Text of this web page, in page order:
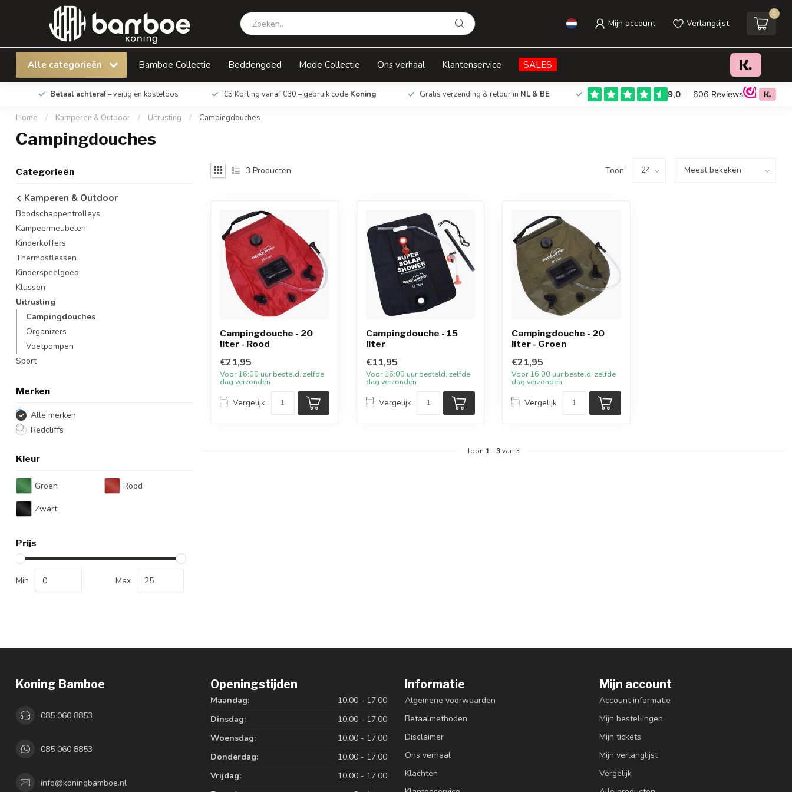
Mijn account Verlanglijst
0
Alle categorieën Bamboe Collectie Beddengoed Mode Collectie Ons verhaal Klantenservice SALES
Betaal achteraf– veilig en kosteloos €5 Korting vanaf €30 – gebruik code Koning Gratis verzending & retour in NL & BE
Home / Kamperen & Outdoor / Uitrusting / Campingdouches
Campingdouches
Categorieën
Kamperen & Outdoor
Boodschappentrolleys
Kampeermeubelen
Kinderkoffers
Thermosflessen
Kinderspeelgoed
Klussen
Uitrusting
Campingdouches
Organizers
Voetpompen
Sport
Merken
Alle merken
Redcliffs
Kleur
Groen Rood
Zwart
Prijs
Min Max
3 Producten Toon:
Campingdouche - 20
liter - Rood
€21,95
Voor 16:00 uur besteld, zelfde
dag verzonden
Vergelijk
Campingdouche - 15
liter
€11,95
Voor 16:00 uur besteld, zelfde
dag verzonden
Vergelijk
Campingdouche - 20
liter - Groen
€21,95
Voor 16:00 uur besteld, zelfde
dag verzonden
Vergelijk
Toon 1 -3van 3
Koning Bamboe
085 060 8853
085 060 8853
info@koningbamboe.nl
Openingstijden
Maandag:
10.00 - 17.00
Dinsdag:
10.00 - 17.00
Woensdag:
10.00 - 17.00
Donderdag:
10.00 - 17:00
Vrijdag:
10.00 - 17.00
Informatie
Algemene voorwaarden
Betaalmethoden
Disclaimer
Ons verhaal
Klachten
Mijn account
Account informatie
Mijn bestellingen
Mijn tickets
Mijn verlanglijst
Vergelijk